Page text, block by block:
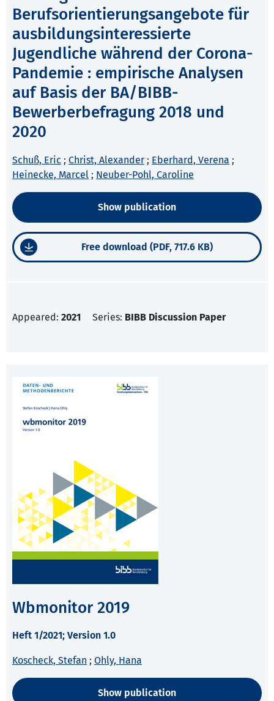
Berufsorientierungsangebote für
ausbildungsinteressierte
Jugendliche während der Corona-
Pandemie : empirische Analysen
auf Basis der BA/BIBB-
Bewerberbefragung 2018 und
2020
Schuß, Eric ; Christ, Alexander ; Eberhard, Verena ;
Heinecke, Marcel ; Neuber-Pohl, Caroline
Show publication
Free download (PDF, 717.6 KB)
Appeared: 2021 Series: BIBB Discussion Paper
Wbmonitor 2019
Heft 1/2021; Version 1.0
Koscheck, Stefan ; Ohly, Hana
Show publication